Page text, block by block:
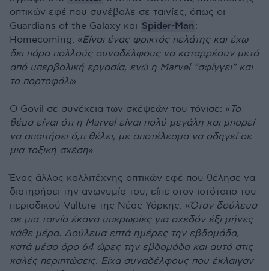
οπτικών εφέ που συνέβαλε σε ταινίες, όπως οι
Guardians of the Galaxy και Spider-Man:
Homecoming. «Είναι ένας φρικτός πελάτης και έχω
δει πάρα πολλούς συναδέλφους να καταρρέουν μετά
από υπερβολική εργασία, ενώ η Marvel “σφίγγει” και
το πορτοφόλι».
Ο Govil σε συνέχεια των σκέψεών του τόνισε: « Το
θέμα είναι ότι η Marvel είναι πολύ μεγάλη και μπορεί
να απαιτήσει ό,τι θέλει, με αποτέλεσμα να οδηγεί σε
μια τοξική σχέση».
Ένας άλλος καλλιτέχνης οπτικών εφέ που θέλησε να
διατηρήσει την ανωνυμία του, είπε στον ιστότοπο του
περιοδικού Vulture της Νέας Υόρκης: «Όταν δούλευα
σε μια ταινία έκανα υπερωρίες για σχεδόν έξι μήνες
κάθε μέρα. Δούλευα επτά ημέρες την εβδομάδα,
κατά μέσο όρο 64 ώρες την εβδομάδα και αυτό στις
καλές περιπτώσεις. Είχα συναδέλφους που έκλαιγαν